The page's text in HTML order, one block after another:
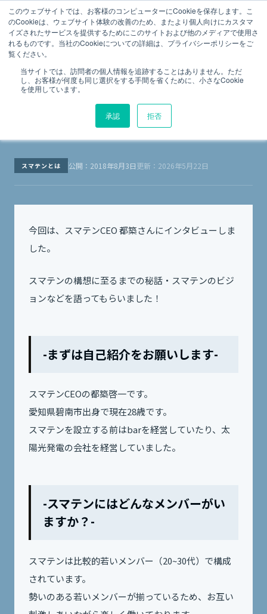
このウェブサイトでは、お客様のコンピューターにCookieを保存します。こ
のCookieは、ウェブサイト体験の改善のため、またより個人向けにカスタマ
イズされたサービスを提供するためにこのサイトおよび他のメディアで使用さ
れるものです。当社のCookieについての詳細は、プライバシーポリシーをご
覧ください。
当サイトでは、訪問者の個人情報を追跡することはありません。ただ
し、お客様が何度も同じ選択をする手間を省くために、小さなCookie
を使用しています。
承認 拒否
法令点検の総合プラットフォーム
スマテンMagazine
Menu
スマテンとは
スマテン メンバー紹介 CEO・都築啓一
編
スマテン メンバー紹介 CEO・都築啓一編
スマテンとは 公開：2018年8月3日更新：2026年5月22日
今回は、スマテンCEO 都築さんにインタビューしま
した。
スマテンの構想に至るまでの秘話・スマテンのビジ
ョンなどを語ってもらいました！
-まずは自己紹介をお願いします-
スマテンCEOの都築啓一です。
愛知県碧南市出身で現在28歳です。
スマテンを設立する前はbarを経営していたり、太
陽光発電の会社を経営していました。
-スマテンにはどんなメンバーがい
ますか？-
スマテンは比較的若いメンバー（20~30代）で構成
されています。
勢いのある若いメンバーが揃っているため、お互い